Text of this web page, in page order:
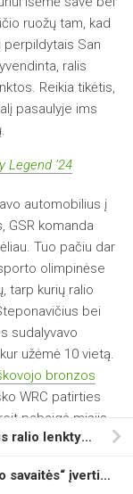
ruožų tam, kad
perpildytais San
ralis
Reikia tikėtis,
pasaulyje ims
Legend ’24
automobilius į
GSR komanda
Tuo pačiu dar
olimpinėse
tarp kurių ralio
bei
sudalyvavo
užėmė 10 vietą.
bronzos
WRC patirties
pabaigė misiją.
Catalunya –
Jaunasis ralio lenktynininkas Markas Buteikis kelia sparnus į Estiją: su nauju automobiliu varžysis dėl galimybės dalyvauti Europos čempionate
„Ralio savaitės“ įvertinimai LARČ 2024 dalyviams: didžiausi sezono laimėtojai ir pralaimėtojai